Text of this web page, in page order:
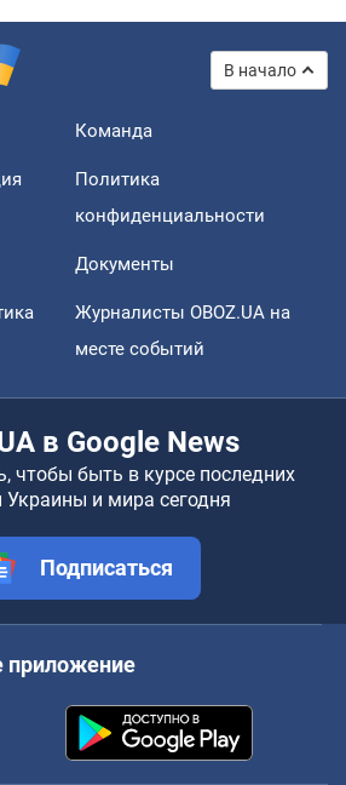
В начало
Команда
Политика
конфиденциальности
Документы
Журналисты OBOZ.UA на
месте событий
в Google News
чтобы быть в курсе последних
Украины и мира сегодня
Подписаться
приложение